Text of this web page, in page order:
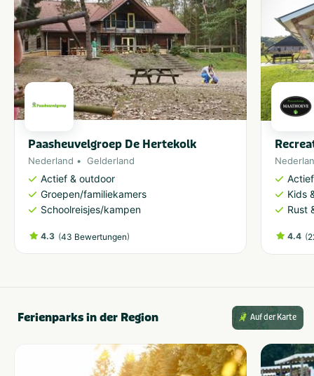
Paasheuvelgroep De Hertekolk
Nederland Gelderland
Actief & outdoor
Groepen/familiekamers
Schoolreisjes/kampen
4.3 (43 Bewertungen)
Kids
Rust
4.4 (
Ferienparks in der Region Auf der Karte